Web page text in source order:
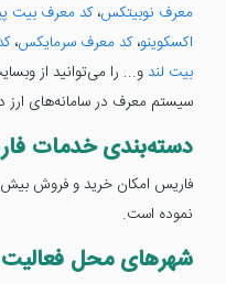
معرف نوبیتکس،کد معرف بیت
اکسکوینو،کد معرف سرمایکس،
بیت لندو... را می‌توانید از
سیستم معرف در سامانه‌های ارز
دسته‌بندی خدمات
نموده است.
شهرهای محل